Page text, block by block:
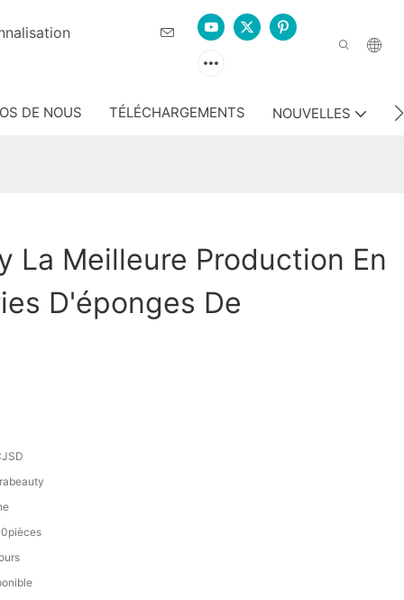
personnalisation
DE NOUS TÉLÉCHARGEMENTS NOUVELLES
La Meilleure Production En
D'éponges De